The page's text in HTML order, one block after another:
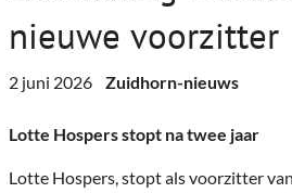
Woningaanbod
Columns & Redactioneel
Foto-pagina
Muziek
Podia & Dorpshuizen
nieuwe voorzitter
2 juni 2026 Zuidhorn-nieuws
Lotte Hospers stopt na twee jaar
Lotte Hospers, stopt als voorzitter